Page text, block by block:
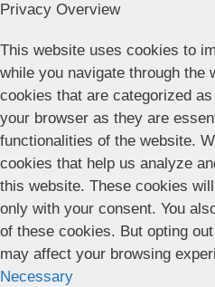
Privacy Overview
This website uses cookies to
while you navigate through the
cookies that are categorized
your browser as they are
functionalities of the website.
cookies that help us analyze
this website. These cookies
only with your consent. You
of these cookies. But opting
may affect your browsing
Necessary